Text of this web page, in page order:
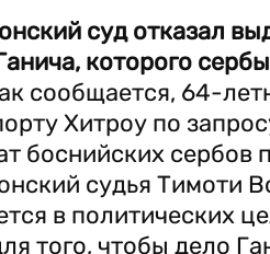
суд отказал
которого
сообщается, 64-
Хитроу по
боснийских сербов
судья Тимоти
в политических
того, чтобы дело